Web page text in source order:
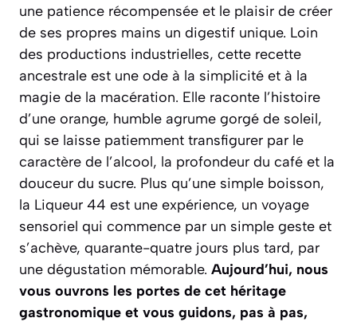
une patience récompensée et le plaisir de créer
de ses propres mains un digestif unique. Loin
des productions industrielles, cette recette
ancestrale est une ode à la simplicité et à la
magie de la macération. Elle raconte l’histoire
d’une orange, humble agrume gorgé de soleil,
qui se laisse patiemment transfigurer par le
caractère de l’alcool, la profondeur du café et la
douceur du sucre. Plus qu’une simple boisson,
la Liqueur 44 est une expérience, un voyage
sensoriel qui commence par un simple geste et
s’achève, quarante-quatre jours plus tard, par
une dégustation mémorable. Aujourd’hui, nous
vous ouvrons les portes de cet héritage
gastronomique et vous guidons, pas à pas,